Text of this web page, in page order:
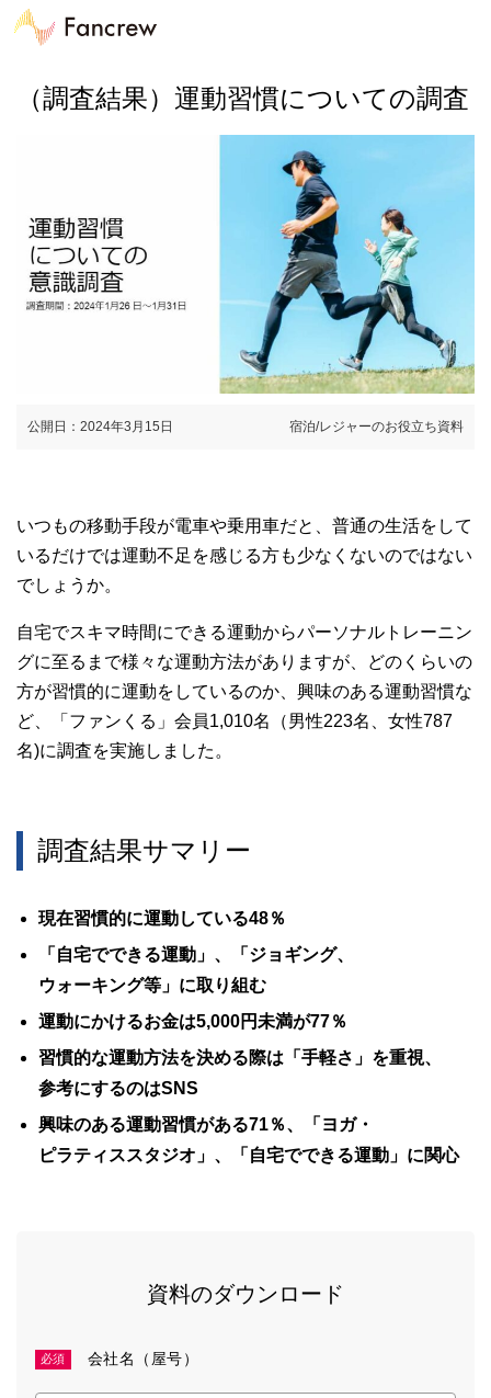
（調査結果）運動習慣についての調査
公開日：2024年3月15日 宿泊/レジャーのお役立ち資料
いつもの移動手段が電車や乗用車だと、普通の生活をして
いるだけでは運動不足を感じる方も少なくないのではない
でしょうか。
自宅でスキマ時間にできる運動からパーソナルトレーニン
グに至るまで様々な運動方法がありますが、どのくらいの
方が習慣的に運動をしているのか、興味のある運動習慣な
ど、「ファンくる」会員1,010名（男性223名、女性787
名)に調査を実施しました。
調査結果サマリー
現在習慣的に運動している48％
「自宅でできる運動」、「ジョギング、
ウォーキング等」に取り組む
運動にかけるお金は5,000円未満が77％
習慣的な運動方法を決める際は「手軽さ」を重視、
参考にするのはSNS
興味のある運動習慣がある71％、「ヨガ・
ピラティススタジオ」、「自宅でできる運動」に関心
資料のダウンロード
必須 会社名（屋号）